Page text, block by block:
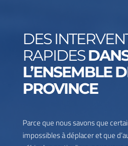
DES
RAPIDES
L’ENSEMBLE
PROVINCE
Parce que nous savons que
impossibles à déplacer et que